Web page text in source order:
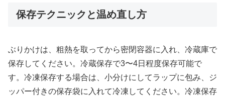
保存テクニックと温め直し方
ぶりかけは、粗熱を取ってから密閉容器に入れ、冷蔵庫で
保存してください。冷蔵保存で3〜4日程度保存可能で
す。冷凍保存する場合は、小分けにしてラップに包み、ジ
ッパー付きの保存袋に入れて冷凍してください。冷凍保存